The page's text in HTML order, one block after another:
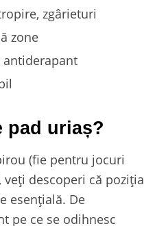
zgârieturi
zone
antiderapant
pad uriaș?
(fie pentru jocuri
descoperi că poziția
esențială. De
pe ce se odihnesc